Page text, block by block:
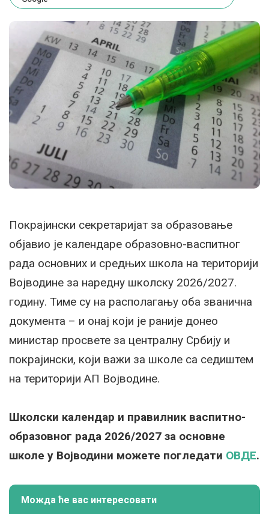
Покрајински секретаријат за образовање
објавио је календаре образовно-васпитног
рада основних и средњих школа на територији
Војводине за наредну школску 2026/2027.
годину. Тиме су на располагању оба званична
документа – и онај који је раније донео
министар просвете за централну Србију и
покрајински, који важи за школе са седиштем
на територији АП Војводине.
Школски календар и правилник васпитно-
образовног рада 2026/2027 за основне
школе у Војводини можете погледати ОВДЕ.
Можда ће вас интересовати